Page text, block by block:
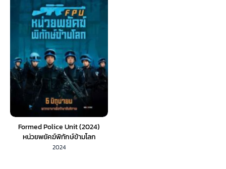
Formed Police Unit (2024)
หน่วยพยัคฆ์พิทักษ์ข้ามโลก
2024